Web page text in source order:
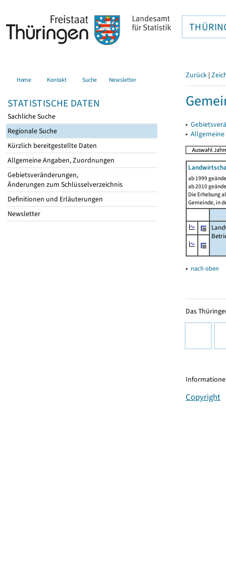
Home Kontakt Suche Newsletter
STATISTISCHE DATEN
Sachliche Suche
Regionale Suche
Kürzlich bereitgestellte Daten
Allgemeine Angaben, Zuordnungen
Gebietsveränderungen,
Änderungen zum Schlüsselverzeichnis
Definitionen und Erläuterungen
Newsletter
Zurück |
▸
▸
ab 1999
ab 2010
Die Erhebung
Gemeinde, in
▴ nach oben
Das
Copyright